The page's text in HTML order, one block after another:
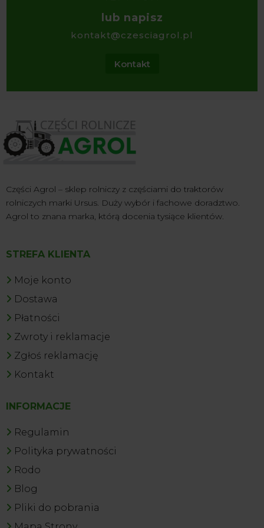
lub napisz
kontakt@czesciagrol.pl
Kontakt
Części Agrol – sklep rolniczy z częściami do traktorów
rolniczych marki Ursus. Duży wybór i fachowe doradztwo.
Agrol to znana marka, którą docenia tysiące klientów.
STREFA KLIENTA
Moje konto
Dostawa
Płatności
Zwroty i reklamacje
Zgłoś reklamację
Kontakt
INFORMACJE
Regulamin
Polityka prywatności
Rodo
Blog
Pliki do pobrania